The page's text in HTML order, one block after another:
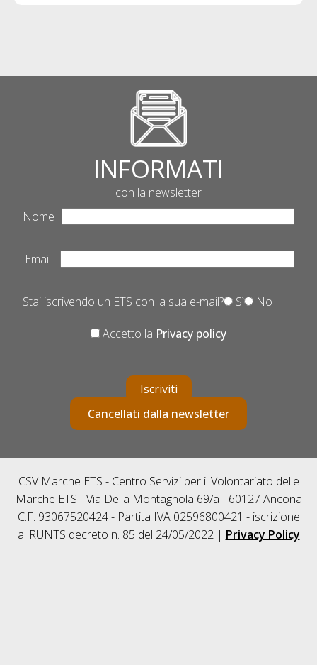
INFORMATI
con la newsletter
Nome
Email
Stai iscrivendo un ETS con la sua e-mail? Sì No
Accetto la Privacy policy
Iscriviti
Cancellati dalla newsletter
CSV Marche ETS - Centro Servizi per il Volontariato delle
Marche ETS - Via Della Montagnola 69/a - 60127 Ancona
C.F. 93067520424 - Partita IVA 02596800421 - iscrizione
al RUNTS decreto n. 85 del 24/05/2022 | Privacy Policy